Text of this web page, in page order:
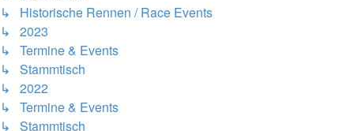
↳ Historische Rennen / Race Events
↳ 2023
↳ Termine & Events
↳ Stammtisch
↳ 2022
↳ Termine & Events
↳ Stammtisch